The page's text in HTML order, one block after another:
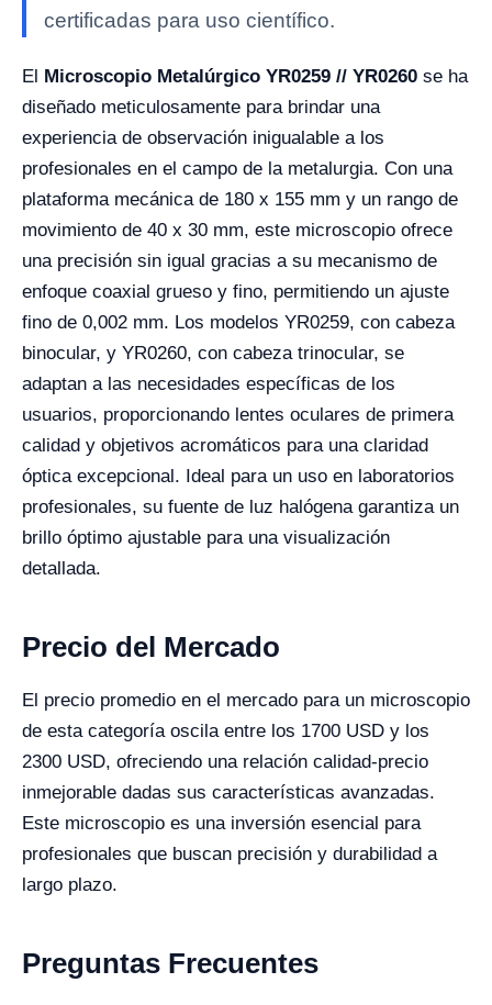
certificadas para uso científico.
El Microscopio Metalúrgico YR0259 // YR0260 se ha
diseñado meticulosamente para brindar una
experiencia de observación inigualable a los
profesionales en el campo de la metalurgia. Con una
plataforma mecánica de 180 x 155 mm y un rango de
movimiento de 40 x 30 mm, este microscopio ofrece
una precisión sin igual gracias a su mecanismo de
enfoque coaxial grueso y fino, permitiendo un ajuste
fino de 0,002 mm. Los modelos YR0259, con cabeza
binocular, y YR0260, con cabeza trinocular, se
adaptan a las necesidades específicas de los
usuarios, proporcionando lentes oculares de primera
calidad y objetivos acromáticos para una claridad
óptica excepcional. Ideal para un uso en laboratorios
profesionales, su fuente de luz halógena garantiza un
brillo óptimo ajustable para una visualización
detallada.
Precio del Mercado
El precio promedio en el mercado para un microscopio
de esta categoría oscila entre los 1700 USD y los
2300 USD, ofreciendo una relación calidad-precio
inmejorable dadas sus características avanzadas.
Este microscopio es una inversión esencial para
profesionales que buscan precisión y durabilidad a
largo plazo.
Preguntas Frecuentes